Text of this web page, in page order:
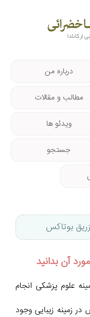
درباره من
مطالب و مقالات
ویدئو ها
جستجو
بوتاکس
آن بدانید
علوم پزشکی انجام
زمینه زیبایی وجود